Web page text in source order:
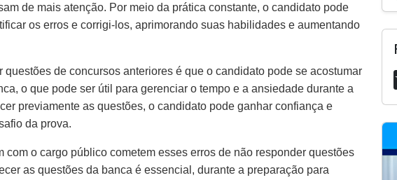
de mais atenção. Por meio da prática constante, o candidato pode
os erros e corrigi-los, aprimorando suas habilidades e aumentando
questões de concursos anteriores é que o candidato pode se acostumar
o que pode ser útil para gerenciar o tempo e a ansiedade durante a
previamente as questões, o candidato pode ganhar confiança e
da prova.
com o cargo público cometem esses erros de não responder questões
as questões da banca é essencial, durante a preparação para